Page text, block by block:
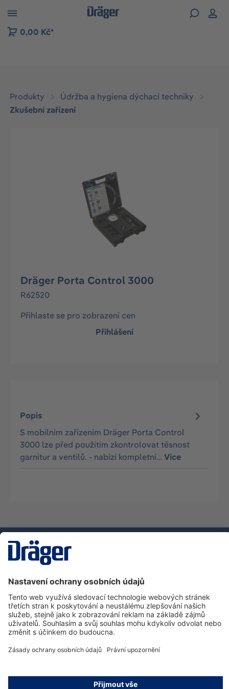
to B2B platform navigation
0,00 Kč*
Produkty
Údržba a hygiena dýchací techniky
Zkušební zařízení
Dräger Porta Control 3000
R62520
Přihlaste se pro zobrazení cen
Přihlášení
Popis
S mobilním zařízením Dräger Porta Control
3000 lze před použitím zkontrolovat těsnost
garnitur a ventilů. - nabízí kompletní…Více
Zákaznická infolinka
O společnosti Dräger
Informace